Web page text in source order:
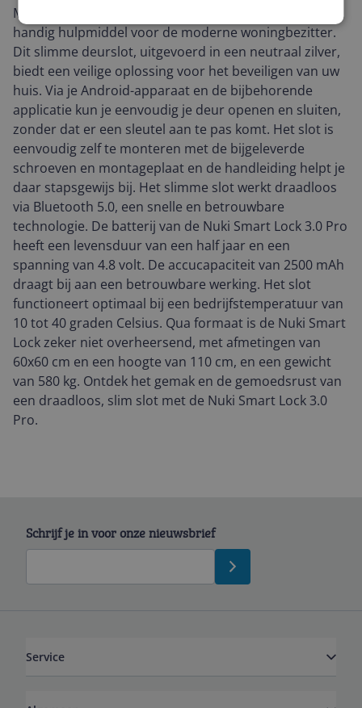
Maak kennis met de Nuki Smart Lock 3.0 Pro, een
handig hulpmiddel voor de moderne woningbezitter.
Dit slimme deurslot, uitgevoerd in een neutraal zilver,
biedt een veilige oplossing voor het beveiligen van uw
huis. Via je Android-apparaat en de bijbehorende
applicatie kun je eenvoudig je deur openen en sluiten,
zonder dat er een sleutel aan te pas komt. Het slot is
eenvoudig zelf te monteren met de bijgeleverde
schroeven en montageplaat en de handleiding helpt je
daar stapsgewijs bij. Het slimme slot werkt draadloos
via Bluetooth 5.0, een snelle en betrouwbare
technologie. De batterij van de Nuki Smart Lock 3.0 Pro
heeft een levensduur van een half jaar en een
spanning van 4.8 volt. De accucapaciteit van 2500 mAh
draagt bij aan een betrouwbare werking. Het slot
functioneert optimaal bij een bedrijfstemperatuur van
10 tot 40 graden Celsius. Qua formaat is de Nuki Smart
Lock zeker niet overheersend, met afmetingen van
60x60 cm en een hoogte van 110 cm, en een gewicht
van 580 kg. Ontdek het gemak en de gemoedsrust van
een draadloos, slim slot met de Nuki Smart Lock 3.0
Pro.
Schrijf je in voor onze nieuwsbrief
Service